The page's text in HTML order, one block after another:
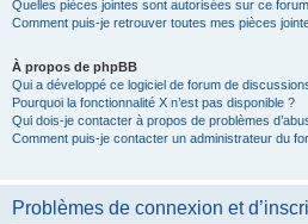
Quelles pièces jointes sont autorisées sur ce
Comment puis-je retrouver toutes mes pièces
À propos de phpBB
Qui a développé ce logiciel de forum de
Pourquoi la fonctionnalité X n’est pas disponible ?
Qui dois-je contacter à propos de problèmes
Comment puis-je contacter un administrateur du
Problèmes de connexion et